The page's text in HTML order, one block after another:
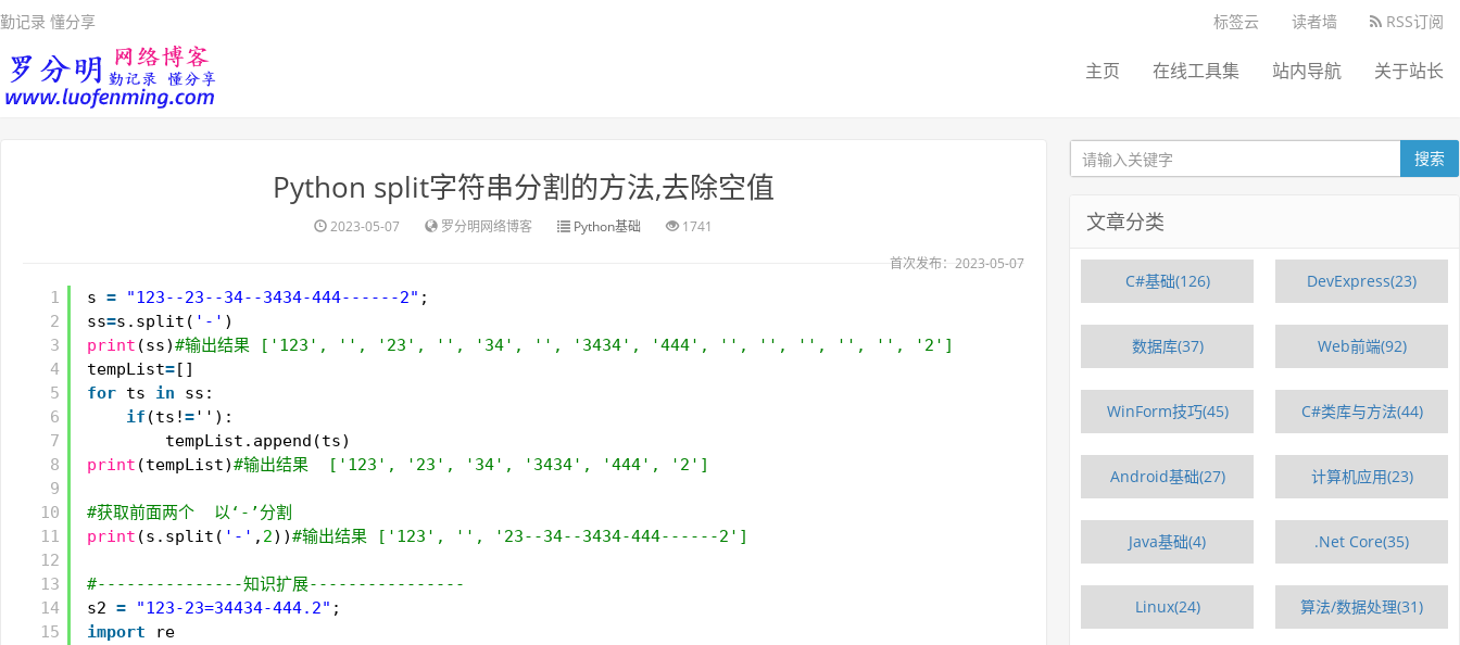
标签云 读者墙 RSS订阅
勤记录 懂分享
主页 在线工具集 站内导航 关于站长
Python split字符串分割的方法,去除空值
2023-05-07 罗分明网络博客 Python基础
1741
首次发布：2023-05-07
1
2
3
4
5
6
7
8
9
10
11
12
13
14
15
s = "123--23--34--3434-444------2" ;
ss=s.split( '-' )
print (ss)#输出结果 ['123', '', '23', '', '34', '', '3434', '444', '', '', '', '', '', '2']
tempList=[]
for ts in
ss:
if (ts!=''):
tempList.append(ts)
print (tempList)#输出结果  ['123', '23', '34', '3434', '444', '2']
#获取前面两个  以‘-’分割
print (s.split( '-' , 2))#输出结果 ['123', '', '23--34--3434-444------2']
#---------------知识扩展----------------
s2 = "123-23=34434-444.2" ;
import
re
搜索
文章分类
C#基础(126) DevExpress(23)
数据库(37) Web前端(92)
WinForm技巧(45) C#类库与方法(44)
Android基础(27) 计算机应用(23)
Java基础(4) .Net Core(35)
Linux(24) 算法/数据处理(31)